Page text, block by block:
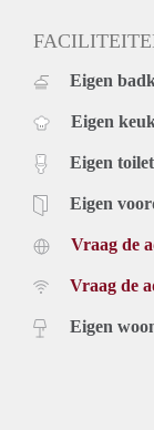
Eigen
Eigen
Eigen toilet
Eigen
Vraag de
Vraag de
Eigen